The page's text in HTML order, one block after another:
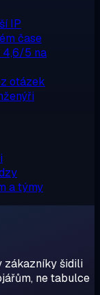
IP
čase
4,6/5 na
otázek
a týmy
zákazníky šidili
ne tabulce